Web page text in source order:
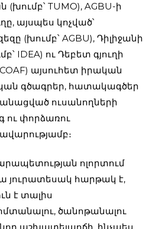
(խումբ՝ TUMO), AGBU-ի
այսպես կոչված՝
(խումբ՝ AGBU), Դիլիջանի
IDEA) ու Դեբետ գյուղի
այսուհետ իրական
գծագրեր, հատակագծեր
ուսանողների
ու փորձառու
ոլորտում
յուրատեսակ հարթակ է,
է տալիս
ծանոթանալու